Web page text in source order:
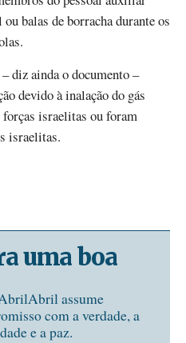
balas de borracha durante os
diz ainda o documento –
devido à inalação do gás
israelitas ou foram
israelitas.
uma boa
assume
com a verdade, a
e a paz.